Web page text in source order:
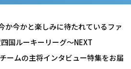
か今かと楽しみに待たれているファ
国ルーキーリーグ～NEXT
ームの主将インタビュー特集をお届